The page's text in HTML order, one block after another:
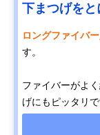
下まつげをと
ロングファイバー
す。
ファイバーがよ
げにもピッタリで